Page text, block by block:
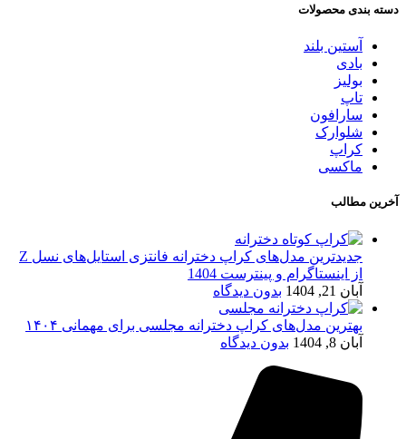
دسته بندی محصولات
آستین بلند
بادی
بولیز
تاپ
سارافون
شلوارک
کراپ
ماکسی
آخرین مطالب
جدیدترین مدل‌های کراپ دخترانه فانتزی استایل‌های نسل Z
از اینستاگرام و پینترست 1404
آبان 21, 1404
بدون دیدگاه
بهترین مدل‌های کراپ دخترانه مجلسی برای مهمانی ۱۴۰۴
آبان 8, 1404
بدون دیدگاه